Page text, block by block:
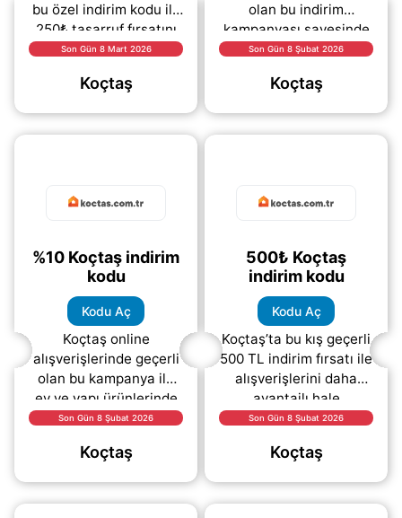
bu özel indirim kodu ile
250₺ tasarruf fırsatını
yakalayabilirsiniz. Yapı
dekorasyona, bahçe
Son Gün 8 Mart 2026
Koçtaş
olan bu indirim
kampanyası sayesinde
site genelinde avantajlı
yararlanabilirsiniz.
Son Gün 8 Şubat 2026
Koçtaş
%10 Koçtaş indirim
kodu
Kodu Aç
Koçtaş online
alışverişlerinde geçerli
olan bu kampanya ile
ev ve yapı ürünlerinde
avantajlı bir indirim
Kampanya kapsamında,
Son Gün 8 Şubat 2026
Koçtaş
500₺ Koçtaş
indirim kodu
Kodu Aç
Koçtaş’ta bu kış geçerli
500 TL indirim fırsatı ile
alışverişlerini daha
avantajlı hale
getirebilirsin. Ev
ve dekorasyon
Son Gün 8 Şubat 2026
Koçtaş